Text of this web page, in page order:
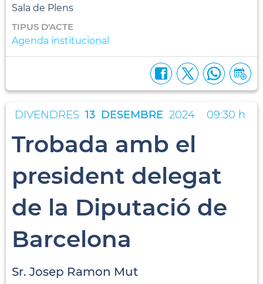
Sala de Plens
TIPUS D'ACTE
Agenda institucional
DIVENDRES 13 DESEMBRE 2024 09:30 h
Trobada amb el
president delegat
de la Diputació de
Barcelona
Sr. Josep Ramon Mut